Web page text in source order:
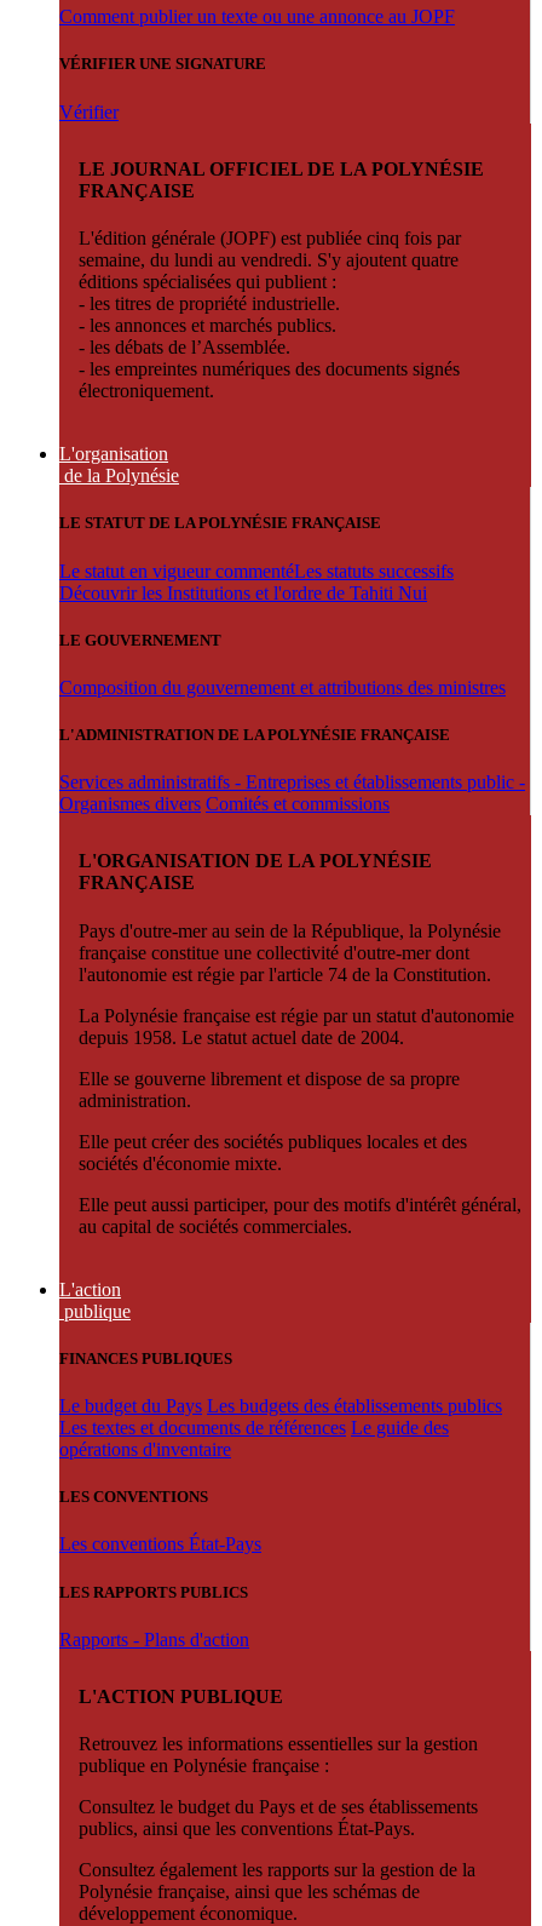
Comment publier un texte ou une annonce au JOPF
VÉRIFIER UNE SIGNATURE
Vérifier
LE JOURNAL OFFICIEL DE LA POLYNÉSIE
FRANÇAISE
L'édition générale (JOPF) est publiée cinq fois par
semaine, du lundi au vendredi. S'y ajoutent quatre
éditions spécialisées qui publient :
- les titres de propriété industrielle.
- les annonces et marchés publics.
- les débats de l’Assemblée.
- les empreintes numériques des documents signés
électroniquement.
L'organisation
de la Polynésie
LE STATUT DE LA POLYNÉSIE FRANÇAISE
Le statut en vigueur commentéLes statuts successifs
Découvrir les Institutions et l'ordre de Tahiti Nui
LE GOUVERNEMENT
Composition du gouvernement et attributions des ministres
L'ADMINISTRATION DE LA POLYNÉSIE FRANÇAISE
Services administratifs - Entreprises et établissements public -
Organismes divers Comités et commissions
L'ORGANISATION DE LA POLYNÉSIE
FRANÇAISE
Pays d'outre-mer au sein de la République, la Polynésie
française constitue une collectivité d'outre-mer dont
l'autonomie est régie par l'article 74 de la Constitution.
La Polynésie française est régie par un statut d'autonomie
depuis 1958. Le statut actuel date de 2004.
Elle se gouverne librement et dispose de sa propre
administration.
Elle peut créer des sociétés publiques locales et des
sociétés d'économie mixte.
Elle peut aussi participer, pour des motifs d'intérêt général,
au capital de sociétés commerciales.
L'action
publique
FINANCES PUBLIQUES
Le budget du Pays Les budgets des établissements publics
Les textes et documents de références Le guide des
opérations d'inventaire
LES CONVENTIONS
Les conventions État-Pays
LES RAPPORTS PUBLICS
Rapports - Plans d'action
L'ACTION PUBLIQUE
Retrouvez les informations essentielles sur la gestion
publique en Polynésie française :
Consultez le budget du Pays et de ses établissements
publics, ainsi que les conventions État-Pays.
Consultez également les rapports sur la gestion de la
Polynésie française, ainsi que les schémas de
développement économique.